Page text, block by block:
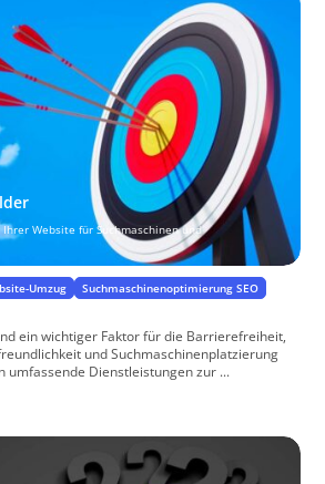
Website für Suchmaschinen und
Umzug
Suchmaschinenoptimierung SEO
ein wichtiger Faktor für die Barrierefreiheit,
und Suchmaschinenplatzierung
umfassende Dienstleistungen zur ...